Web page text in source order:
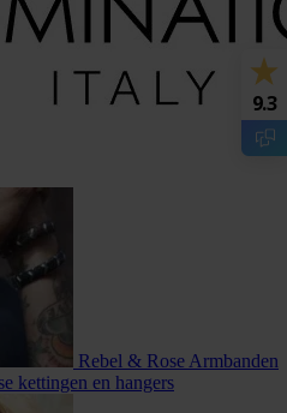
Rebel & Rose Armbanden
kettingen en hangers
9.3